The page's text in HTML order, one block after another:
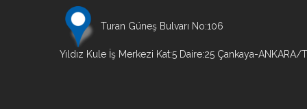
Turan Güneş Bulvarı No:106
Yıldız Kule İş Merkezi Kat:5 Daire:25 Çankaya-ANKARA/